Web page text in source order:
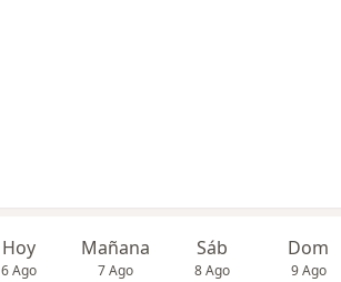
Hoy
6 Ago
Mañana
7 Ago
Sáb
8 Ago
Dom
9 Ago